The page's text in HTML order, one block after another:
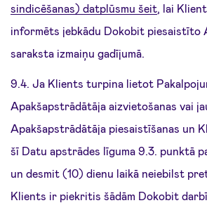
sindicēšanas) datplūsmu šeit , lai
informēts jebkādu Dokobit piesaistīto
saraksta izmaiņu gadījumā.
9.4. Ja Klients turpina lietot
Apakšapstrādātāja aizvietošanas vai
Apakšapstrādātāja piesaistīšanas un
šī Datu apstrādes līguma 9.3. punktā
un desmit (10) dienu laikā neiebilst
Klients ir piekritis šādām Dokobit